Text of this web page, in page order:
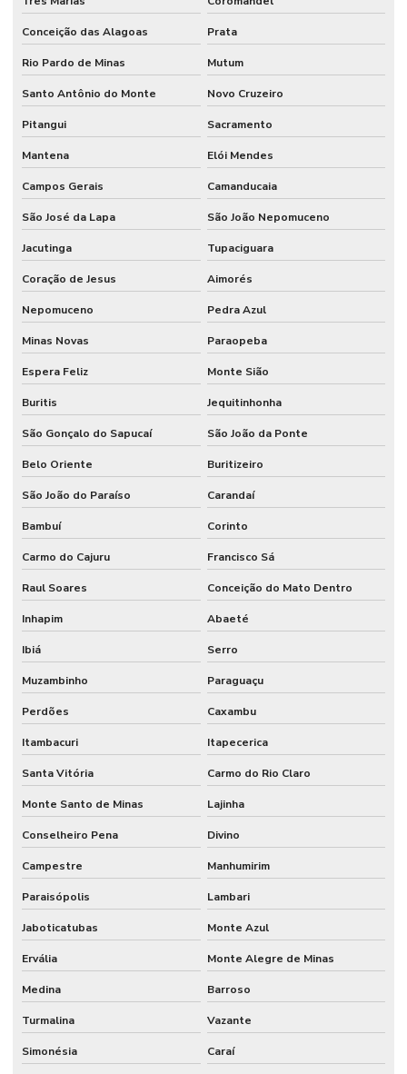
Conceição das Alagoas Prata
Rio Pardo de Minas Mutum
Santo Antônio do Monte Novo Cruzeiro
Pitangui Sacramento
Mantena Elói Mendes
Campos Gerais Camanducaia
São José da Lapa São João Nepomuceno
Jacutinga Tupaciguara
Coração de Jesus Aimorés
Nepomuceno Pedra Azul
Minas Novas Paraopeba
Espera Feliz Monte Sião
Buritis Jequitinhonha
São Gonçalo do Sapucaí São João da Ponte
Belo Oriente Buritizeiro
São João do Paraíso Carandaí
Bambuí Corinto
Carmo do Cajuru Francisco Sá
Raul Soares Conceição do Mato Dentro
Inhapim Abaeté
Ibiá Serro
Muzambinho Paraguaçu
Perdões Caxambu
Itambacuri Itapecerica
Santa Vitória Carmo do Rio Claro
Monte Santo de Minas Lajinha
Conselheiro Pena Divino
Campestre Manhumirim
Paraisópolis Lambari
Jaboticatubas Monte Azul
Ervália Monte Alegre de Minas
Medina Barroso
Turmalina Vazante
Simonésia Caraí